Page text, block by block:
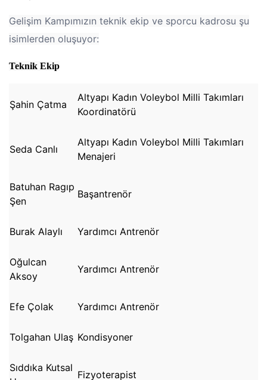
Gelişim Kampımızın teknik ekip ve sporcu kadrosu şu
isimlerden oluşuyor:
Teknik Ekip
Şahin Çatma
Altyapı Kadın Voleybol Milli Takımları
Koordinatörü
Seda Canlı
Altyapı Kadın Voleybol Milli Takımları
Menajeri
Batuhan Ragıp
Şen
Başantrenör
Burak Alaylı Yardımcı Antrenör
Oğulcan
Aksoy
Yardımcı Antrenör
Efe Çolak Yardımcı Antrenör
Tolgahan Ulaş Kondisyoner
Sıddıka Kutsal
Fizyoterapist